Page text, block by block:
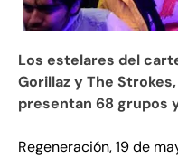
Los estelares del
Gorillaz y The
presentan 68 grupos
Regeneración, 19 de